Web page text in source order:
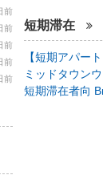
前
前
前
前
前
短期滞在
【短期アパー
ミッドタウン
短期滞在者向